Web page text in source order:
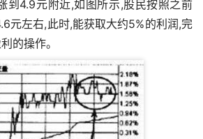
到4.9元附近,如图所示,股民按照之前
元左右,此时,能获取大约5%的利润,完
的操作。